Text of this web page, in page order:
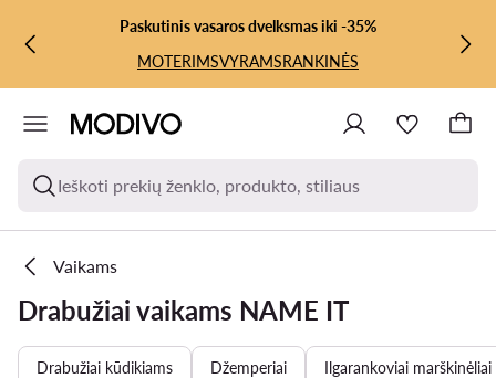
PEREITI PRIE PAGRINDINIO TURINIO
PEREITI Į PAIEŠKĄPaskutinis vasaros dvelksmas iki -35%
MOTERIMSVYRAMSRANKINĖS
Ieškoti prekių ženklo, produkto, stiliaus
Vaikams
Drabužiai vaikams NAME IT
Drabužiai kūdikiams Džemperiai Ilgarankoviai marškinėliai